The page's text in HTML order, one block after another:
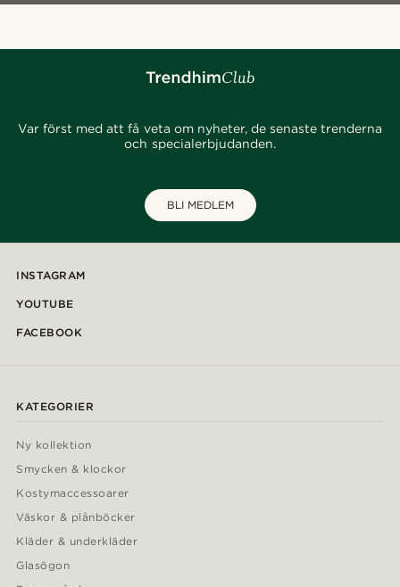
Var först med att få veta om nyheter, de senaste trenderna
och specialerbjudanden.
BLI MEDLEM
INSTAGRAM
YOUTUBE
FACEBOOK
KATEGORIER
Ny kollektion
Smycken & klockor
Kostymaccessoarer
Väskor & plånböcker
Kläder & underkläder
Glasögon